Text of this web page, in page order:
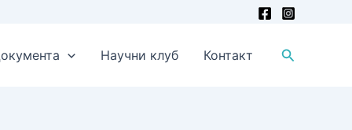
Научни клуб Контакт Претрага